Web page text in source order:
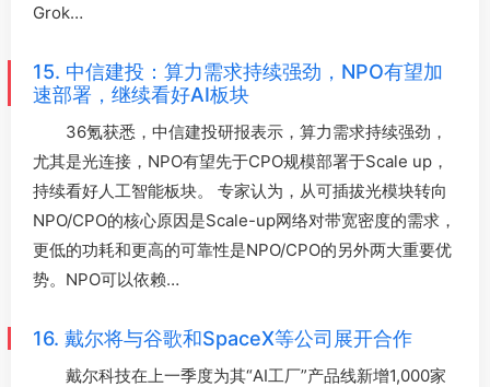
Grok…
15. 中信建投：算力需求持续强劲，NPO有望加
速部署，继续看好AI板块
36氪获悉，中信建投研报表示，算力需求持续强劲，
尤其是光连接，NPO有望先于CPO规模部署于Scale up，
持续看好人工智能板块。 专家认为，从可插拔光模块转向
NPO/CPO的核心原因是Scale-up网络对带宽密度的需求，
更低的功耗和更高的可靠性是NPO/CPO的另外两大重要优
势。NPO可以依赖…
16. 戴尔将与谷歌和SpaceX等公司展开合作
戴尔科技在上一季度为其“AI工厂”产品线新增1,000家